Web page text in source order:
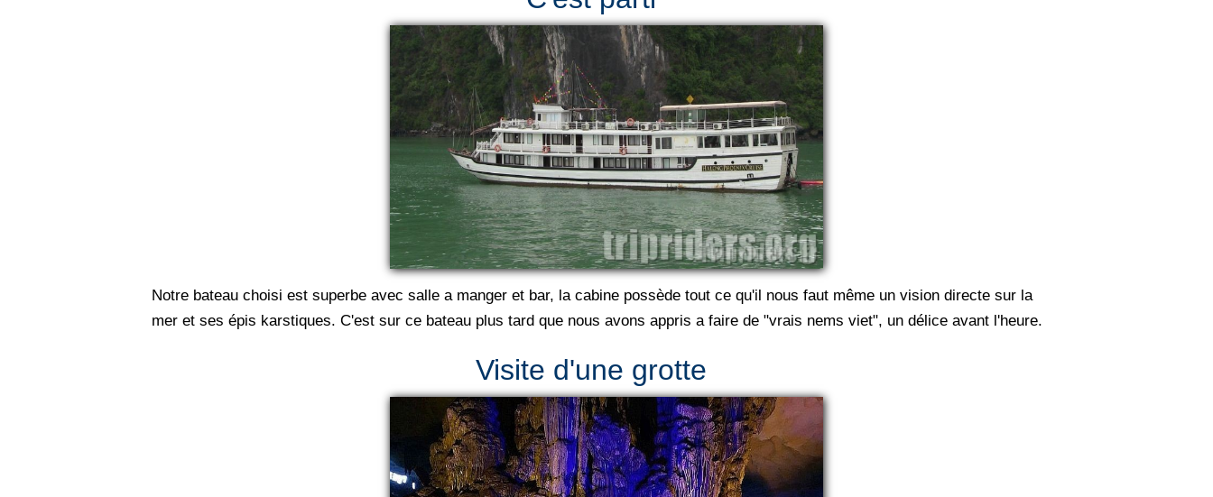
Notre bateau choisi est superbe avec salle a manger et bar, la cabine possède tout ce qu'il nous faut même un vision directe sur la
mer et ses épis karstiques. C'est sur ce bateau plus tard que nous avons appris a faire de "vrais nems viet", un délice avant l'heure.
Visite d'une grotte